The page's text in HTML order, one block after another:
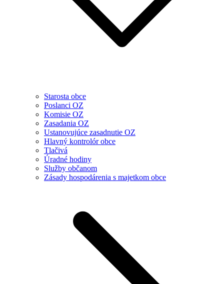
Starosta obce
Poslanci OZ
Komisie OZ
Zasadania OZ
Ustanovujúce zasadnutie OZ
Hlavný kontrolór obce
Tlačivá
Úradné hodiny
Služby občanom
Zásady hospodárenia s majetkom obce